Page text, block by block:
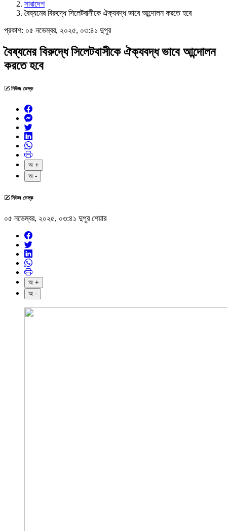
সারাদেশ
বৈষ্যমের বিরুদ্ধে সিলেটবাসীকে ঐক্যবদ্ধ ভাবে আন্দোলন করতে হবে
প্রকাশ: ০৫ নভেম্বর, ২০২৫, ০৩:৪১ দুপুর
বৈষ্যমের বিরুদ্ধে সিলেটবাসীকে ঐক্যবদ্ধ ভাবে আন্দোলন
করতে হবে
নিউজ ডেস্ক
অ +
অ -
নিউজ ডেস্ক
০৫ নভেম্বর, ২০২৫, ০৩:৪১ দুপুরশেয়ার
অ +
অ -